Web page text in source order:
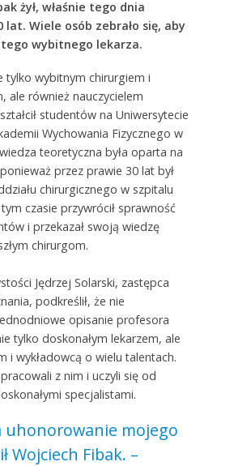
żył, właśnie tego dnia
lat. Wiele osób zebrało się, aby
wybitnego lekarza.
tylko wybitnym chirurgiem i
ale również nauczycielem
studentów na Uniwersytecie
Wychowania Fizycznego w
teoretyczna była oparta na
przez prawie 30 lat był
chirurgicznego w szpitalu
tym czasie przywrócił sprawność
i przekazał swoją wiedzę
chirurgom.
Jędrzej Solarski, zastępca
podkreślił, że nie
opisanie profesora
tylko doskonałym lekarzem, ale
i wykładowcą o wielu talentach.
z nim i uczyli się od
specjalistami.
uhonorowanie mojego
Wojciech Fibak. –